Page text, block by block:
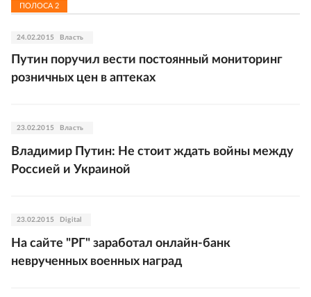
ПОЛОСА 2
24.02.2015 Власть
Путин поручил вести постоянный мониторинг
розничных цен в аптеках
23.02.2015 Власть
Владимир Путин: Не стоит ждать войны между
Россией и Украиной
23.02.2015 Digital
На сайте "РГ" заработал онлайн-банк
неврученных военных наград